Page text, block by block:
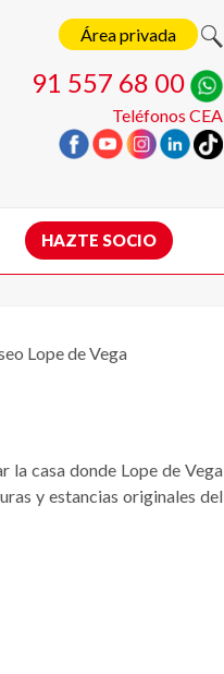
Área privada
91 557 68 00
Teléfonos CEA
HAZTE SOCIO
Lope de Vega
la casa donde Lope de Vega
y estancias originales del